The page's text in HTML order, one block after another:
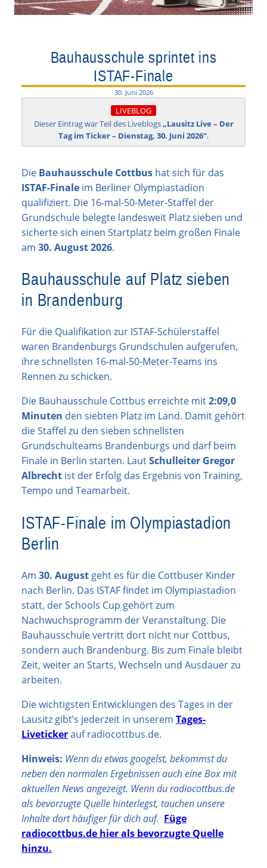
Bauhausschule sprintet ins
ISTAF-Finale
30. Juni 2026
LIVEBLOG
Dieser Eintrag war Teil des Liveblogs„Lausitz Live – Der
Tag im Ticker – Dienstag, 30. Juni 2026“.
Die Bauhausschule Cottbus hat sich für das
ISTAF-Finale im Berliner Olympiastadion
qualifiziert. Die 16-mal-50-Meter-Staffel der
Grundschule belegte landesweit Platz sieben und
sicherte sich einen Startplatz beim großen Finale
am 30. August 2026.
Bauhausschule auf Platz sieben
in Brandenburg
Für die Qualifikation zur ISTAF-Schülerstaffel
waren Brandenburgs Grundschulen aufgerufen,
ihre schnellsten 16-mal-50-Meter-Teams ins
Rennen zu schicken.
Die Bauhausschule Cottbus erreichte mit2:09,0
Minuten den siebten Platz im Land. Damit gehört
die Staffel zu den sieben schnellsten
Grundschulteams Brandenburgs und darf beim
Finale in Berlin starten. LautSchulleiter Gregor
Albrecht ist der Erfolg das Ergebnis von Training,
Tempo und Teamarbeit.
ISTAF-Finale im Olympiastadion
Berlin
Am 30. August geht es für die Cottbuser Kinder
nach Berlin. Das ISTAF findet im Olympiastadion
statt, der Schools Cup gehört zum
Nachwuchsprogramm der Veranstaltung. Die
Bauhausschule vertritt dort nicht nur Cottbus,
sondern auch Brandenburg. Bis zum Finale bleibt
Zeit, weiter an Starts, Wechseln und Ausdauer zu
arbeiten.
Die wichtigsten Entwicklungen des Tages in der
Lausitz gibt’s jederzeit in unserem Tages-
Livetickerauf radiocottbus.de.
Hinweis: Wenn du etwas googelst, bekommst du
neben den normalen Ergebnissen auch eine Box mit
aktuellen News angezeigt. Wenn du radiocottbus.de
als bevorzugte Quelle hinterlegst, tauchen unsere
Inhalte dort häufiger für dich auf. Füge
radiocottbus.de hier als bevorzugte Quelle
hinzu.